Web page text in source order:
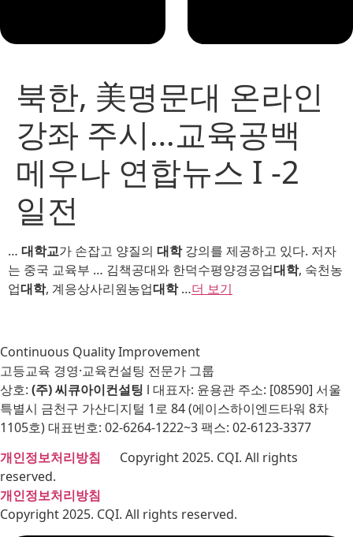
북한, 美명문대 온라인
강좌 주시…교육공백
메우나 연합뉴스 I -2
일전
… 대학교가 손잡고 양질의 대학강의를 제공하고 있다. 저자
는 중국 교육부 … 김책공대와 한덕수평양경공업대학, 숙천농
업대학, 계응상사리원농업대학…더 보기
Continuous Quality Improvement
고등교육 경영·교육컨설팅 전문가 그룹
상호: (주) 씨큐아이컨설팅 l 대표자: 윤용관 주소: [08590] 서울
특별시 금천구 가산디지털 1로 84 (에이스하이엔드타워 8차
1105호) 대표번호: 02-6264-1222~3 팩스: 02-6123-3377
개인정보처리방침 Copyright 2025. CQI. All rights
reserved.
개인정보처리방침
Copyright 2025. CQI. All rights reserved.